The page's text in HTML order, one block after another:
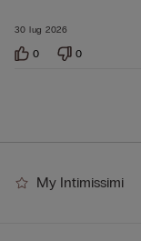
30 lug 2026
0 0
My Intimissimi